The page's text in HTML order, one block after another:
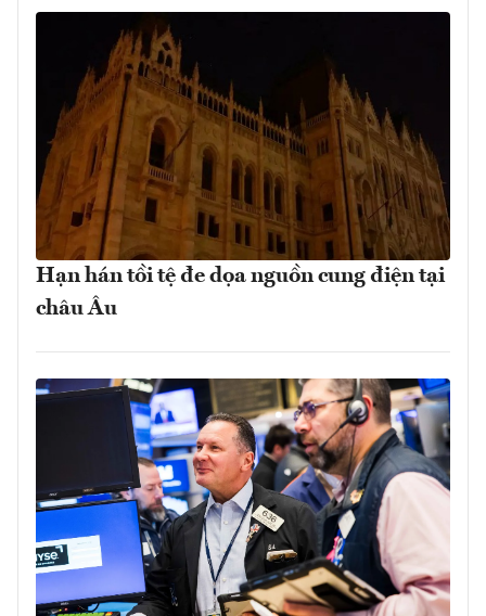
Hạn hán tồi tệ đe dọa nguồn cung điện tại
châu Âu